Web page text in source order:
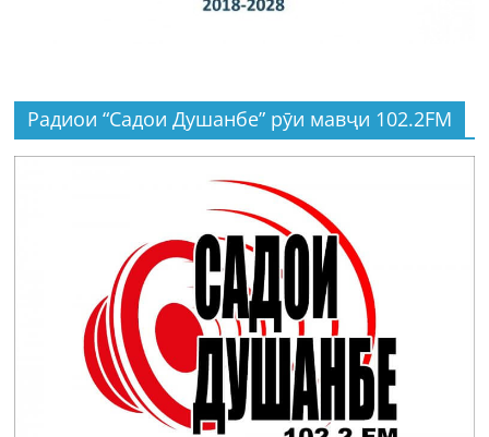
Радиои “Садои Душанбе” рӯи мавҷи 102.2FM